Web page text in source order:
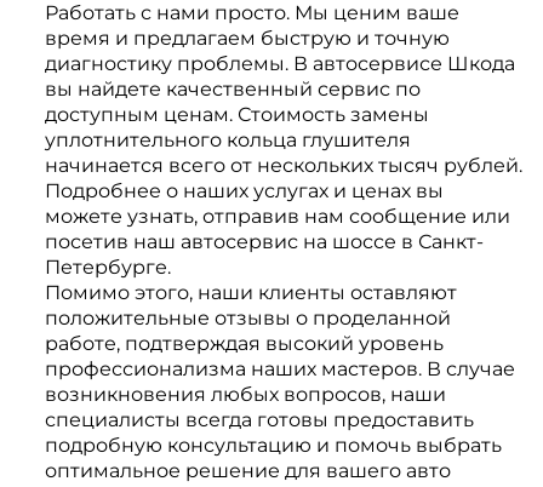
Работать с нами просто. Мы ценим ваше
время и предлагаем быструю и точную
диагностику проблемы. В автосервисе Шкода
вы найдете качественный сервис по
доступным ценам. Стоимость замены
уплотнительного кольца глушителя
начинается всего от нескольких тысяч рублей.
Подробнее о наших услугах и ценах вы
можете узнать, отправив нам сообщение или
посетив наш автосервис на шоссе в Санкт-
Петербурге.
Помимо этого, наши клиенты оставляют
положительные отзывы о проделанной
работе, подтверждая высокий уровень
профессионализма наших мастеров. В случае
возникновения любых вопросов, наши
специалисты всегда готовы предоставить
подробную консультацию и помочь выбрать
оптимальное решение для вашего авто